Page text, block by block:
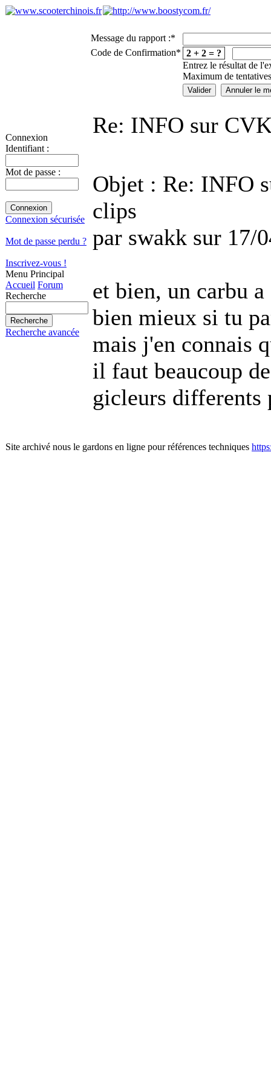
Connexion
Identifiant :
Mot de passe :
Connexion sécurisée
Mot de passe perdu ?
Inscrivez-vous !
Menu Principal
Accueil Forum
Recherche
Recherche avancée
Message du rapport :*
Code de Confirmation* 2 + 2 = ?
Entrez le résultat de
Maximum de
Re: INFO sur
Objet : Re: INFO
clips
par swakk sur 17/
et bien, un carbu
bien mieux si tu
mais j'en connais
il faut beaucoup
gicleurs differents
Site archivé nous le gardons en ligne pour références techniques